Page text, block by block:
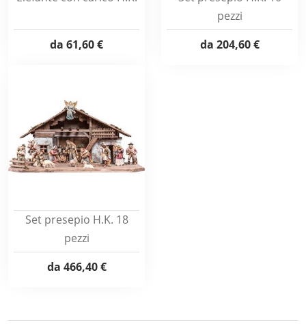
da 61,60 €
pezzi
da 204,60 €
Set presepio H.K. 18
pezzi
da 466,40 €